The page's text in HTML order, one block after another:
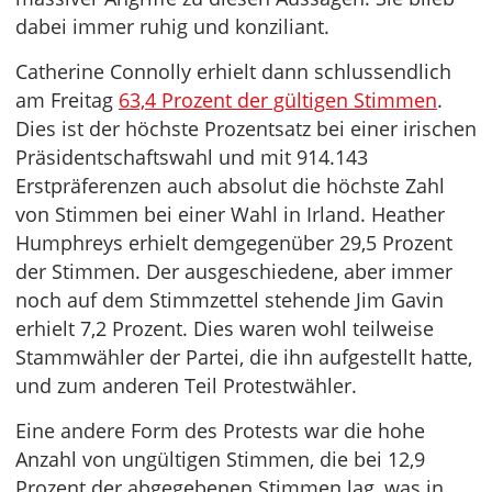
dabei immer ruhig und konziliant.
Catherine Connolly erhielt dann schlussendlich
am Freitag 63,4 Prozent der gültigen Stimmen.
Dies ist der höchste Prozentsatz bei einer irischen
Präsidentschaftswahl und mit 914.143
Erstpräferenzen auch absolut die höchste Zahl
von Stimmen bei einer Wahl in Irland. Heather
Humphreys erhielt demgegenüber 29,5 Prozent
der Stimmen. Der ausgeschiedene, aber immer
noch auf dem Stimmzettel stehende Jim Gavin
erhielt 7,2 Prozent. Dies waren wohl teilweise
Stammwähler der Partei, die ihn aufgestellt hatte,
und zum anderen Teil Protestwähler.
Eine andere Form des Protests war die hohe
Anzahl von ungültigen Stimmen, die bei 12,9